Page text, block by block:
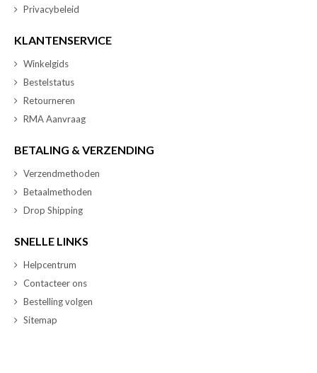
Privacybeleid
KLANTENSERVICE
Winkelgids
Bestelstatus
Retourneren
RMA Aanvraag
BETALING & VERZENDING
Verzendmethoden
Betaalmethoden
Drop Shipping
SNELLE LINKS
Helpcentrum
Contacteer ons
Bestelling volgen
Sitemap